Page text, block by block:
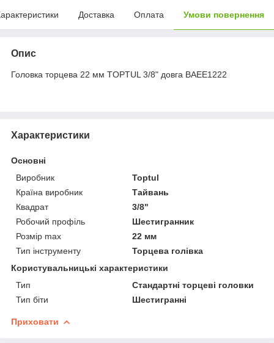
Доставка Оплата Умови повернення
Опис
Головка торцева 22 мм TOPTUL 3/8" довга BAEE1222
Характеристики
Основні
Виробник
Toptul
Країна виробник
Тайвань
Квадрат
3/8"
Робочий профіль
Шестигранник
Розмір max
22 мм
Тип інструменту
Торцева голівка
Користувальницькі характеристики
Тип
Стандартні торцеві головки
Тип біти
Шестигранні
Приховати